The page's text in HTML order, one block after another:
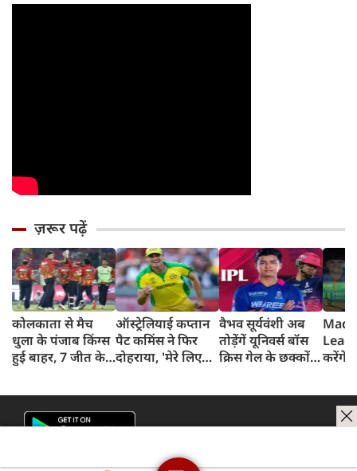
ज़रूर पढ़ें
कोलकाता से मैच
धुला के पंजाब किंग्स
हुई बाहर, 7 जीत के
ऑस्ट्रेलियाई कप्तान
पैट कमिंस ने फिर
दोहराया, 'मेरे लिए
वैभव सूर्यवंशी अब
तोड़ेंगें यूनिवर्स बॉस
क्रिस गेल के छक्कों
करेंगे